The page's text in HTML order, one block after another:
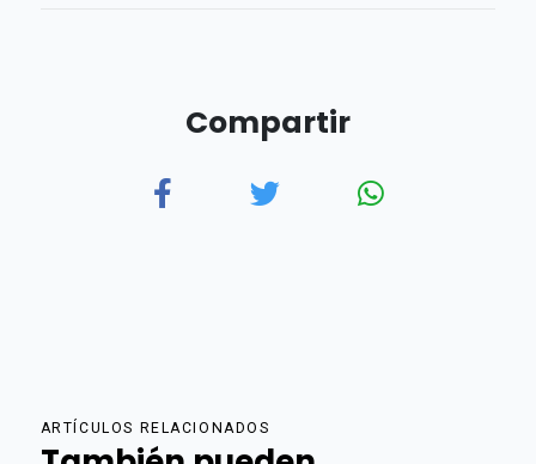
Compartir
ARTÍCULOS RELACIONADOS